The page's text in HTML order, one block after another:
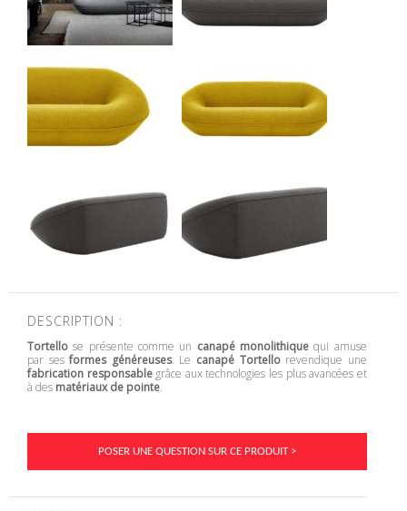
DESCRIPTION :
Tortello se présente comme un canapé monolithique qui amuse
par sesformes généreuses. Le canapé Tortellorevendique une
fabrication responsablegrâce aux technologies les plus avancées et
à des matériaux de pointe.
POSER UNE QUESTION SUR CE PRODUIT >